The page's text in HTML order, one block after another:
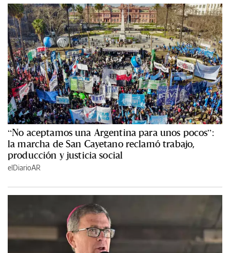
“No aceptamos una Argentina para unos pocos”:
la marcha de San Cayetano reclamó trabajo,
producción y justicia social
elDiarioAR